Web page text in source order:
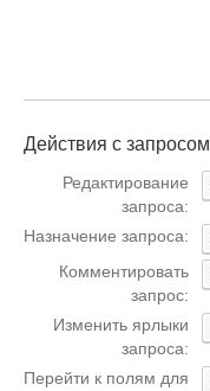
Действия с запросом
Редактирование
запроса:
Назначение запроса:
Комментировать
запрос:
Изменить ярлыки
запроса:
Перейти к полям для